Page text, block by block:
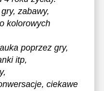
zabawy,
kolorowych
poprzez gry,
itp,
ciekawe